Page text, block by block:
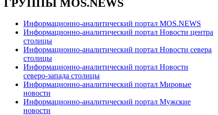
ГРУППЫ MOS.NEWS
Информационно-аналитический портал MOS.NEWS
Информационно-аналитический портал Новости центра
столицы
Информационно-аналитический портал Новости севера
столицы
Информационно-аналитический портал Новости
северо-запада столицы
Информационно-аналитический портал Мировые
новости
Информационно-аналитический портал Мужские
новости